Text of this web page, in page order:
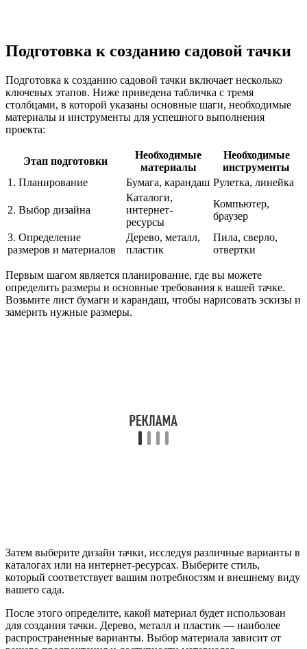
Подготовка к созданию садовой тачки
Подготовка к созданию садовой тачки включает несколько
ключевых этапов. Ниже приведена табличка с тремя
столбцами, в которой указаны основные шаги, необходимые
материалы и инструменты для успешного выполнения
проекта:
Этап подготовки
Необходимые
материалы
Необходимые
инструменты
1. Планирование
Бумага, карандаш Рулетка, линейка
2. Выбор дизайна
Каталоги,
интернет-
ресурсы
Компьютер,
браузер
3. Определение
размеров и материалов
Дерево, металл,
пластик
Пила, сверло,
отвертки
Первым шагом является планирование, где вы можете
определить размеры и основные требования к вашей тачке.
Возьмите лист бумаги и карандаш, чтобы нарисовать эскизы и
замерить нужные размеры.
Затем выберите дизайн тачки, исследуя различные варианты в
каталогах или на интернет-ресурсах. Выберите стиль,
который соответствует вашим потребностям и внешнему виду
вашего сада.
После этого определите, какой материал будет использован
для создания тачки. Дерево, металл и пластик — наиболее
распространенные варианты. Выбор материала зависит от